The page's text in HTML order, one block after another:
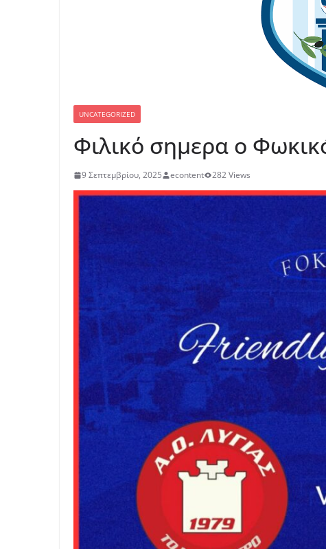
UNCATEGORIZED
Φιλικό σημερα ο
9 Σεπτεμβρίου, 2025 econtent 282 Views